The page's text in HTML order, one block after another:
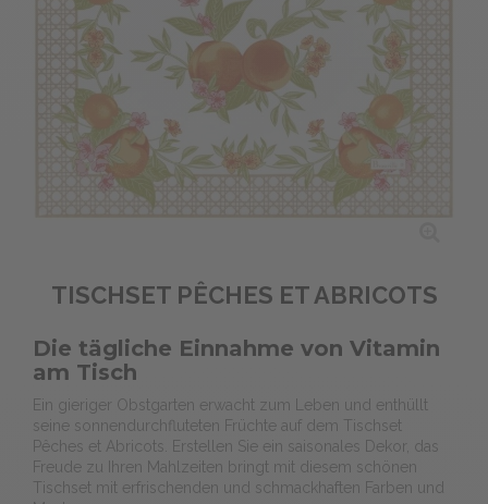
TISCHSET PÊCHES ET ABRICOTS
Die tägliche Einnahme von Vitamin
am Tisch
Ein gieriger Obstgarten erwacht zum Leben und enthüllt
seine sonnendurchfluteten Früchte auf dem Tischset
Pêches et Abricots. Erstellen Sie ein saisonales Dekor, das
Freude zu Ihren Mahlzeiten bringt mit diesem schönen
Tischset mit erfrischenden und schmackhaften Farben und